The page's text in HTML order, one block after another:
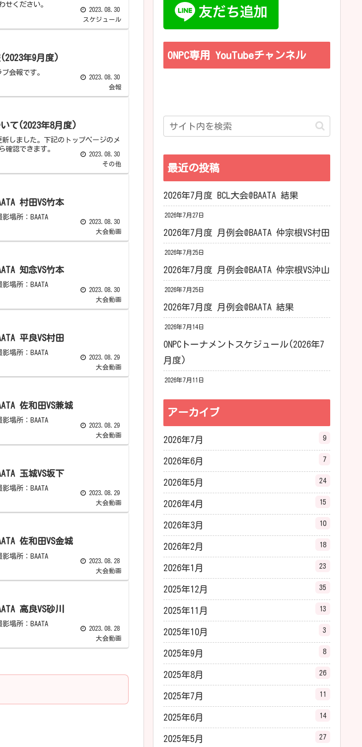
せください。
2023.08.30
スケジュール
年9月度)
会報です。
2023.08.30
会報
て(2023年8月度)
しました。下記のトップページのメ
確認できます。
2023.08.30
その他
村田VS竹本
場所：BAATA
2023.08.30
大会動画
知念VS竹本
場所：BAATA
2023.08.30
大会動画
平良VS村田
場所：BAATA
2023.08.29
大会動画
佐和田VS兼城
場所：BAATA
2023.08.29
大会動画
玉城VS坂下
場所：BAATA
2023.08.29
大会動画
佐和田VS金城
場所：BAATA
2023.08.28
大会動画
高良VS砂川
場所：BAATA
2023.08.28
大会動画
ONPC専用 YouTubeチャンネル
最近の投稿
2026年7月度 BCL大会@BAATA 結果
2026年7月27日
2026年7月度 月例会@BAATA 仲宗根VS村田
2026年7月25日
2026年7月度 月例会@BAATA 仲宗根VS沖山
2026年7月25日
2026年7月度 月例会@BAATA 結果
2026年7月14日
ONPCトーナメントスケジュール(2026年7
月度)
2026年7月11日
アーカイブ
2026年7月 9
2026年6月 7
2026年5月 24
2026年4月 15
2026年3月 10
2026年2月 18
2026年1月 23
2025年12月 35
2025年11月 13
2025年10月 3
2025年9月 8
2025年8月 26
2025年7月 11
2025年6月 14
2025年5月 27